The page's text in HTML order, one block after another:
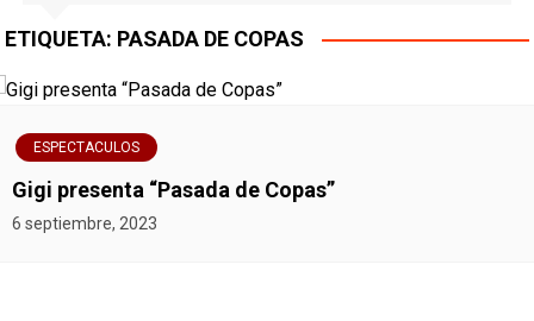
d
o
ETIQUETA: PASADA DE COPAS
ESPECTACULOS
Gigi presenta “Pasada de Copas”
6 septiembre, 2023